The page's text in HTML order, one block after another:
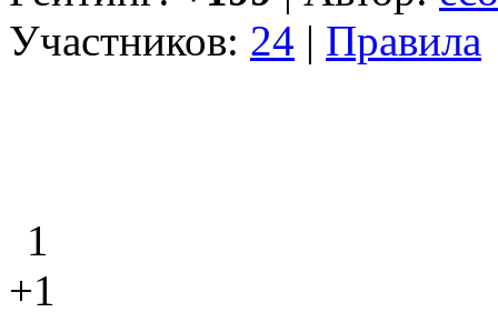
Участников: 24 | Правила
1
+1